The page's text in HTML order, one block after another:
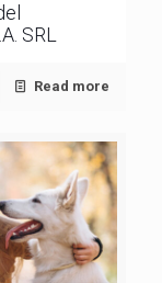
SRL
Read more